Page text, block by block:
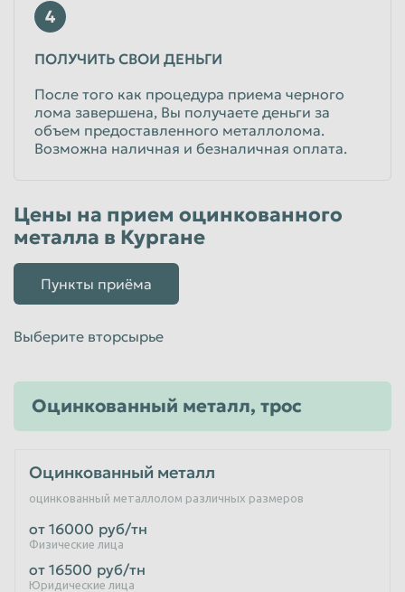
4
ПОЛУЧИТЬ СВОИ ДЕНЬГИ
После того как процедура приема черного
лома завершена, Вы получаете деньги за
объем предоставленного металлолома.
Возможна наличная и безналичная оплата.
Цены на прием оцинкованного
металла в Кургане
Пункты приёма
Выберите вторсырье
Оцинкованный металл, трос
Оцинкованный металл
оцинкованный металлолом различных размеров
Физические лица
от 16000 руб/тн
Юридические лица
от 16500 руб/тн